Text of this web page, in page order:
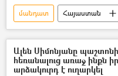
մանդատ
Հայաստան
ԱԺ (Ազգային ժողով)
Ալեն Սիմոնյանը
հեռանալուց առաջ ինքն
արձակուրդ է ուղարկել